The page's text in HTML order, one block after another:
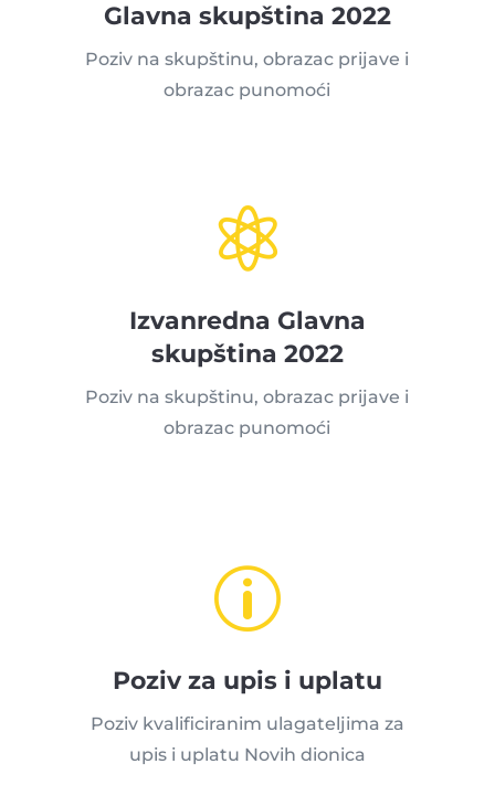
Glavna skupština 2022
Poziv na skupštinu, obrazac prijave i
obrazac punomoći

Izvanredna Glavna
skupština 2022
Poziv na skupštinu, obrazac prijave i
obrazac punomoći
p
Poziv za upis i uplatu
Poziv kvalificiranim ulagateljima za
upis i uplatu Novih dionica